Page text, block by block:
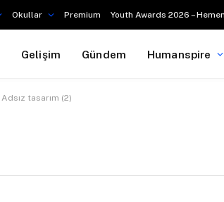
Okullar Premium Youth Awards 2026 –
Gelişim Gündem Humanspire
Adsız tasarım (2)